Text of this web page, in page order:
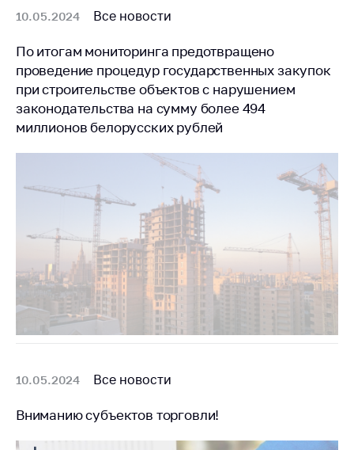
10.05.2024 Все новости
По итогам мониторинга предотвращено
проведение процедур государственных закупок
при строительстве объектов с нарушением
законодательства на сумму более 494
миллионов белорусских рублей
10.05.2024 Все новости
Вниманию субъектов торговли!